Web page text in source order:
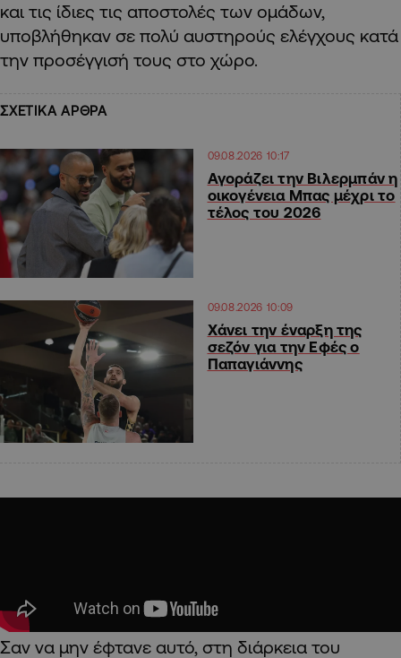
και τις ίδιες τις αποστολές των ομάδων,
υποβλήθηκαν σε πολύ αυστηρούς ελέγχους κατά
την προσέγγισή τους στο χώρο.
ΣΧΕΤΙΚΑ ΑΡΘΡΑ
09.08.2026 10:17
Αγοράζει την Βιλερμπάν η
οικογένεια Μπας μέχρι το
τέλος του 2026
09.08.2026 10:09
Χάνει την έναρξη της
σεζόν για την Εφές ο
Παπαγιάννης
Σαν να μην έφτανε αυτό, στη διάρκεια του